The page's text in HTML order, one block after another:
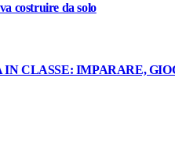
costruire da solo
CLASSE: IMPARARE,